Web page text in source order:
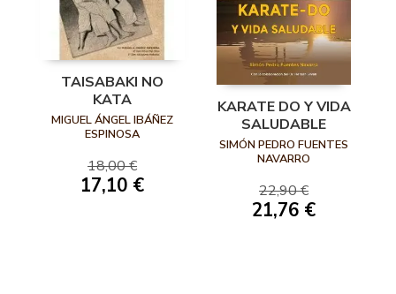
TAISABAKI NO
KATA
MIGUEL ÁNGEL IBÁÑEZ
ESPINOSA
18,00 €
17,10 €
KARATE DO Y VIDA
SALUDABLE
SIMÓN PEDRO FUENTES
NAVARRO
22,90 €
21,76 €